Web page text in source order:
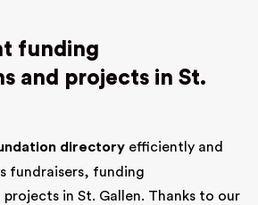
funding
and projects in St.
directory efficiently and
fundraisers, funding
in St. Gallen. Thanks to our